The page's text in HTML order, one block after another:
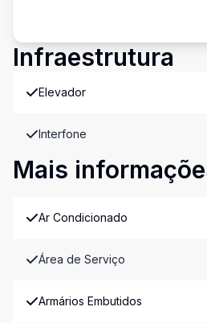
Infraestrutura
Elevador
Interfone
Mais
Ar Condicionado
Área de Serviço
Armários Embutidos